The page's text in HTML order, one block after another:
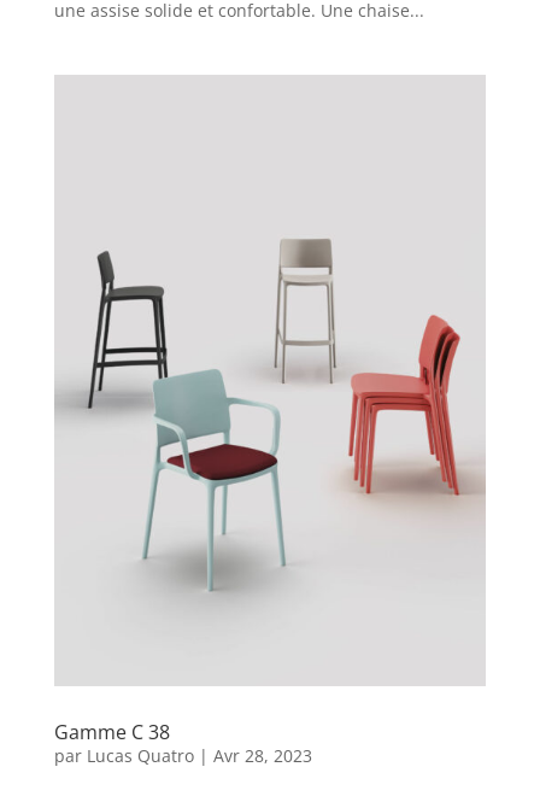
une assise solide et confortable. Une chaise...
Gamme C 38
par Lucas Quatro| Avr 28, 2023